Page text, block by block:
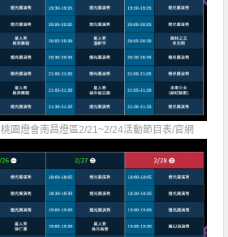
桃園燈會南昌燈區2/21~2/24活動節目表/官網